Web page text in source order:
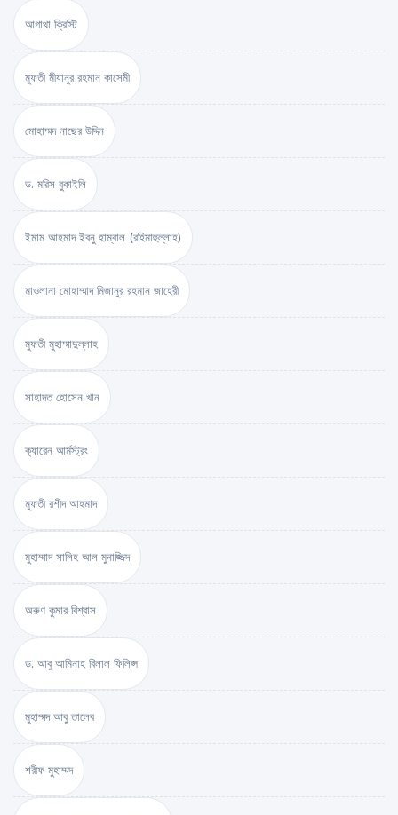
আগাথা ক্রিস্টি
মুফতী মীযানুর রহমান কাসেমী
মোহাম্মদ নাছের উদ্দিন
ড. মরিস বুকাইলি
ইমাম আহমাদ ইবনু হাম্বাল (রহিমাহুল্লাহ)
মাওলানা মোহাম্মাদ মিজানুর রহমান জাহেরী
মুফতী মুহাম্মাদুল্লাহ
সাহাদত হোসেন খান
ক্যারেন আর্মস্ট্রং
মুফতী রশীদ আহমাদ
মুহাম্মাদ সালিহ আল মুনাজ্জিদ
অরুণ কুমার বিশ্বাস
ড. আবু আমিনাহ বিলাল ফিলিপ্স
মুহাম্মদ আবু তালেব
শরীফ মুহাম্মদ